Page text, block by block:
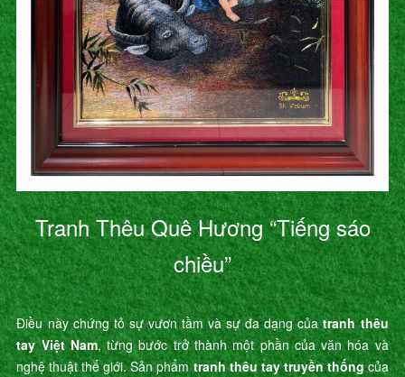
Tranh Thêu Quê Hương “Tiếng sáo
chiều”
Điều này chứng tỏ sự vươn tầm và sự đa dạng củatranh thêu
tay Việt Nam, từng bước trở thành một phần của văn hóa và
nghệ thuật thế giới. Sản phẩmtranh thêu tay truyền thốngcủa